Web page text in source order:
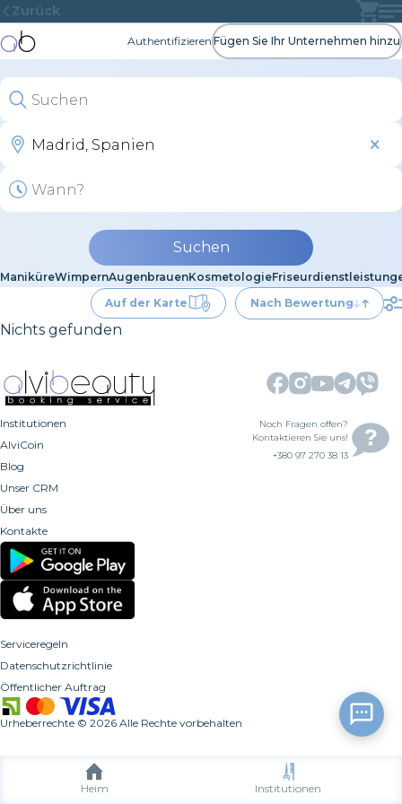
Heim Institutionen
Zurück
Authentifizieren Fügen Sie Ihr Unternehmen hinzu
Suchen
ManiküreWimpernAugenbrauenKosmetologie
Auf der Karte
Nach Bewertung
Nichts gefunden
Institutionen
AlviCoin
Blog
Unser CRM
Über uns
Kontakte
Noch Fragen offen?
Kontaktieren Sie uns!
+380 97 270 38 13
Serviceregeln
Datenschutzrichtlinie
Öffentlicher Auftrag
Urheberrechte © 2026 Alle Rechte vorbehalten